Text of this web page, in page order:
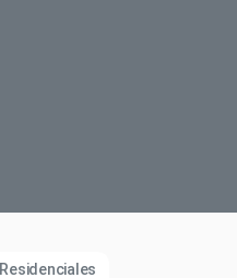
Residenciales